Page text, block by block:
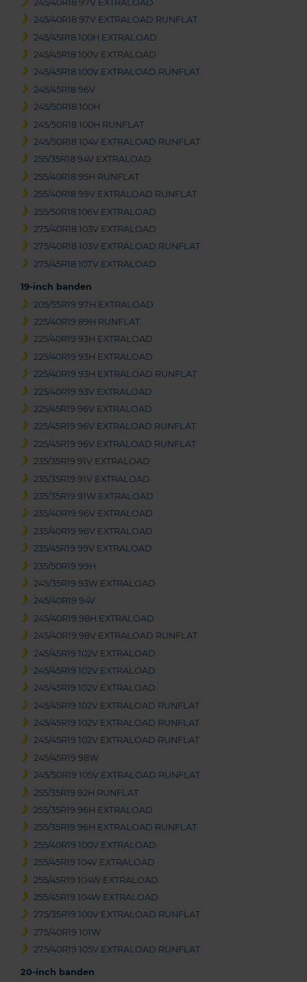
245/40R18 97V EXTRALOAD
245/40R18 97V EXTRALOAD RUNFLAT
245/45R18 100H EXTRALOAD
245/45R18 100V EXTRALOAD
245/45R18 100V EXTRALOAD RUNFLAT
245/45R18 96V
245/50R18 100H
245/50R18 100H RUNFLAT
245/50R18 104V EXTRALOAD RUNFLAT
255/35R18 94V EXTRALOAD
255/40R18 95H RUNFLAT
255/40R18 99V EXTRALOAD RUNFLAT
255/50R18 106V EXTRALOAD
275/40R18 103V EXTRALOAD
275/40R18 103V EXTRALOAD RUNFLAT
275/45R18 107V EXTRALOAD
19-inch banden
205/55R19 97H EXTRALOAD
225/40R19 89H RUNFLAT
225/40R19 93H EXTRALOAD
225/40R19 93H EXTRALOAD
225/40R19 93H EXTRALOAD RUNFLAT
225/40R19 93V EXTRALOAD
225/45R19 96V EXTRALOAD
225/45R19 96V EXTRALOAD RUNFLAT
225/45R19 96V EXTRALOAD RUNFLAT
235/35R19 91V EXTRALOAD
235/35R19 91V EXTRALOAD
235/35R19 91W EXTRALOAD
235/40R19 96V EXTRALOAD
235/40R19 96V EXTRALOAD
235/45R19 99V EXTRALOAD
235/50R19 99H
245/35R19 93W EXTRALOAD
245/40R19 94V
245/40R19 98H EXTRALOAD
245/40R19 98V EXTRALOAD RUNFLAT
245/45R19 102V EXTRALOAD
245/45R19 102V EXTRALOAD
245/45R19 102V EXTRALOAD
245/45R19 102V EXTRALOAD RUNFLAT
245/45R19 102V EXTRALOAD RUNFLAT
245/45R19 102V EXTRALOAD RUNFLAT
245/45R19 98W
245/50R19 105V EXTRALOAD RUNFLAT
255/35R19 92H RUNFLAT
255/35R19 96H EXTRALOAD
255/35R19 96H EXTRALOAD RUNFLAT
255/40R19 100V EXTRALOAD
255/45R19 104V EXTRALOAD
255/45R19 104W EXTRALOAD
255/45R19 104W EXTRALOAD
275/35R19 100V EXTRALOAD RUNFLAT
275/40R19 101W
275/40R19 105V EXTRALOAD RUNFLAT
20-inch banden